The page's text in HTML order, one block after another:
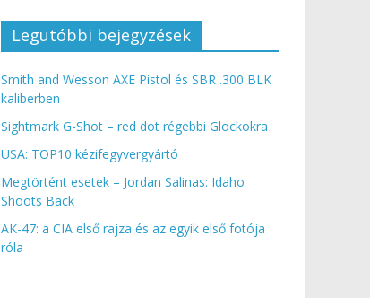
Legutóbbi bejegyzések
Smith and Wesson AXE Pistol és SBR .300 BLK
kaliberben
Sightmark G-Shot – red dot régebbi Glockokra
USA: TOP10 kézifegyvergyártó
Megtörtént esetek – Jordan Salinas: Idaho
Shoots Back
AK-47: a CIA első rajza és az egyik első fotója
róla